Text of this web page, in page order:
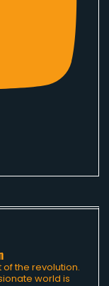
the revolution.
world is